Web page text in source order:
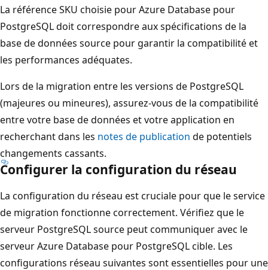
La référence SKU choisie pour Azure Database pour
PostgreSQL doit correspondre aux spécifications de la
base de données source pour garantir la compatibilité et
les performances adéquates.
Lors de la migration entre les versions de PostgreSQL
(majeures ou mineures), assurez-vous de la compatibilité
entre votre base de données et votre application en
recherchant dans les notes de publication de potentiels
changements cassants.
Configurer la configuration du réseau
La configuration du réseau est cruciale pour que le service
de migration fonctionne correctement. Vérifiez que le
serveur PostgreSQL source peut communiquer avec le
serveur Azure Database pour PostgreSQL cible. Les
configurations réseau suivantes sont essentielles pour une